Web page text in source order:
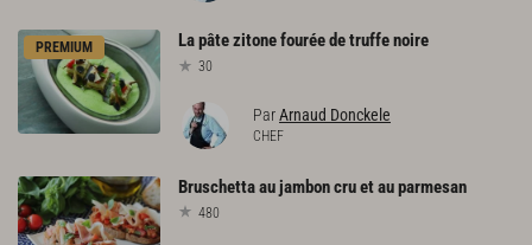
PREMIUM Lapâtezitonefouréedetruffenoire
30
ParArnaud Donckele
CHEF
Bruschettaaujamboncruetauparmesan
480